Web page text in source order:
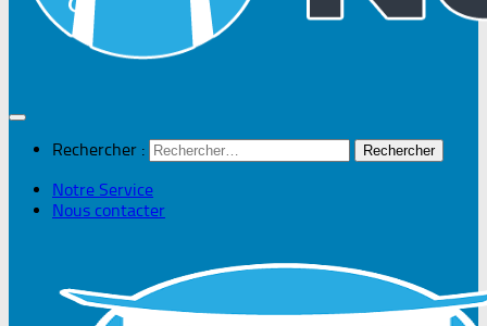
Rechercher :
Notre Service
Nous contacter